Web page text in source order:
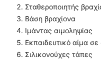
Σταθεροποιητής
Βάση βραχίονα
Ιμάντας αιμοληψίας
Εκπαιδευτικό αίμα
Σιλικονούχες τάπες